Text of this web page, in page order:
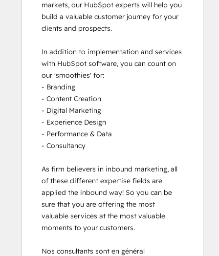
markets, our HubSpot experts will help you
build a valuable customer journey for your
clients and prospects.
In addition to implementation and services
with HubSpot software, you can count on
our 'smoothies' for:
- Branding
- Content Creation
- Digital Marketing
- Experience Design
- Performance & Data
- Consultancy
As firm believers in inbound marketing, all
of these different expertise fields are
applied the inbound way! So you can be
sure that you are offering the most
valuable services at the most valuable
moments to your customers.
Nos consultants sont en général